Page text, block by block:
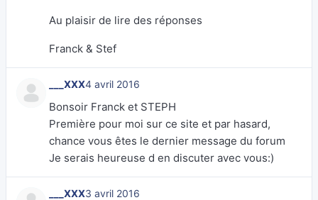
Au plaisir de lire des réponses
Franck & Stef
___XXX4 avril 2016
Bonsoir Franck et STEPH
Première pour moi sur ce site et par hasard,
chance vous êtes le dernier message du forum
Je serais heureuse d en discuter avec vous:)
___XXX3 avril 2016